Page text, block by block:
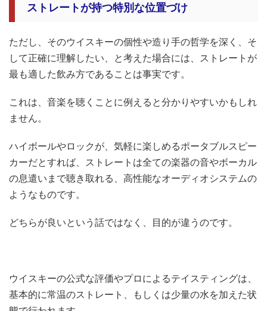
ストレートが持つ特別な位置づけ
ただし、そのウイスキーの個性や造り手の哲学を深く、そ
して正確に理解したい、と考えた場合には、ストレートが
最も適した飲み方であることは事実です。
これは、音楽を聴くことに例えると分かりやすいかもしれ
ません。
ハイボールやロックが、気軽に楽しめるポータブルスピー
カーだとすれば、ストレートは全ての楽器の音やボーカル
の息遣いまで聴き取れる、高性能なオーディオシステムの
ようなものです。
どちらが良いという話ではなく、目的が違うのです。
ウイスキーの公式な評価やプロによるテイスティングは、
基本的に常温のストレート、もしくは少量の水を加えた状